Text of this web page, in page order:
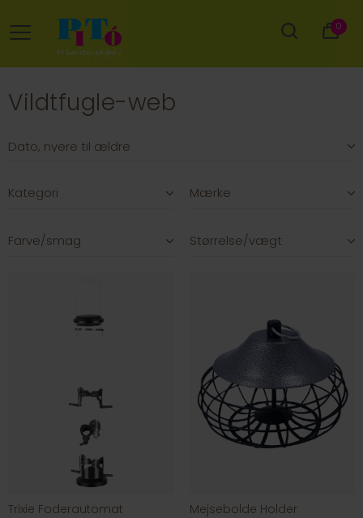
0
Vildtfugle-web
Kategori Mærke
Farve/smag Størrelse/vægt
Trixie Foderautomat
Mejsebolde Holder